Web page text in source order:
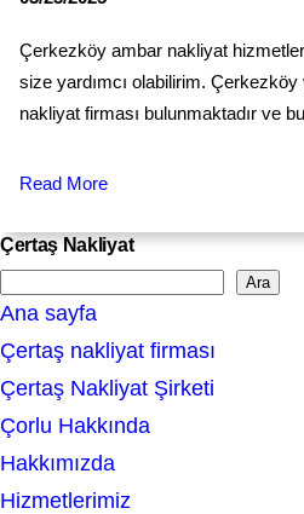
Çerkezköy ambar nakliyat
size yardımcı olabilirim.
nakliyat firması bulunmaktadır ve
Read More
Çertaş Nakliyat
e
a
r
c
h
Ara
Ana sayfa
Çertaş nakliyat firması
Çertaş Nakliyat Şirketi
Çorlu Hakkında
Hakkımızda
Hizmetlerimiz